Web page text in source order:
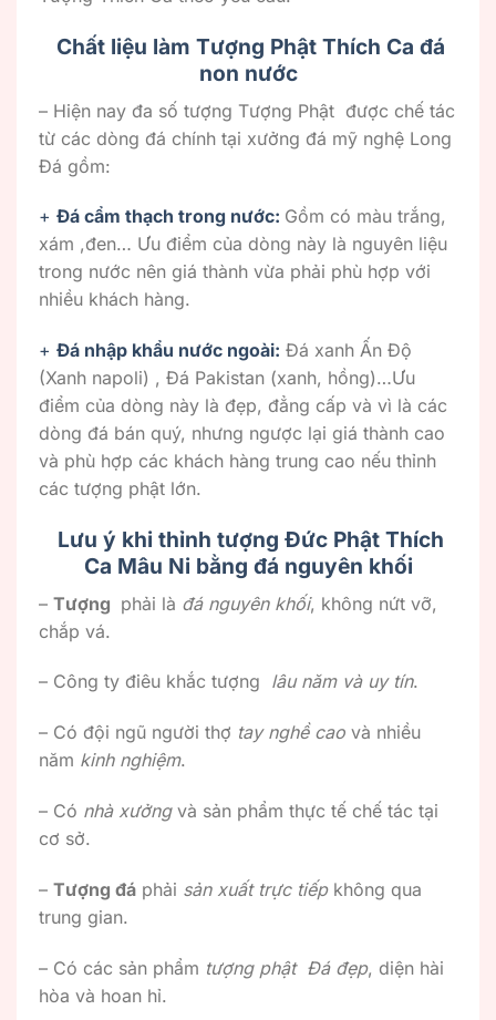
Chất liệu làm Tượng Phật Thích Ca đá
non nước
– Hiện nay đa số tượng Tượng Phật được chế tác
từ các dòng đá chính tại xưởng đá mỹ nghệ Long
Đá gồm:
+ Đá cẩm thạch trong nước: Gồm có màu trắng,
xám ,đen… Ưu điểm của dòng này là nguyên liệu
trong nước nên giá thành vừa phải phù hợp với
nhiều khách hàng.
+ Đá nhập khẩu nước ngoài: Đá xanh Ấn Độ
(Xanh napoli) , Đá Pakistan (xanh, hồng)…Ưu
điểm của dòng này là đẹp, đẳng cấp và vì là các
dòng đá bán quý, nhưng ngược lại giá thành cao
và phù hợp các khách hàng trung cao nếu thỉnh
các tượng phật lớn.
Lưu ý khi thỉnh tượng Đức Phật Thích
Ca Mâu Ni bằng đá nguyên khối
– Tượng phải là đá nguyên khối, không nứt vỡ,
chắp vá.
– Công ty điêu khắc tượng lâu năm và uy tín.
– Có đội ngũ người thợ tay nghề cao và nhiều
năm kinh nghiệm.
– Có nhà xưởngvà sản phẩm thực tế chế tác tại
cơ sở.
– Tượng đá phải sản xuất trực tiếpkhông qua
trung gian.
– Có các sản phẩm tượng phật Đá đẹp, diện hài
hòa và hoan hỉ.